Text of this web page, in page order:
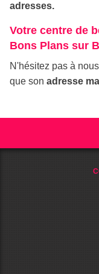
adresses.
Votre centre de
Bons Plans sur
N'hésitez pas à
que son adresse